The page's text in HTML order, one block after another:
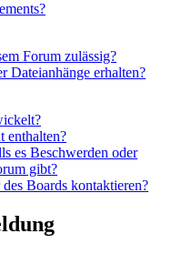
Forum zulässig?
Dateianhänge erhalten?
enthalten?
es Beschwerden oder
gibt?
Boards kontaktieren?